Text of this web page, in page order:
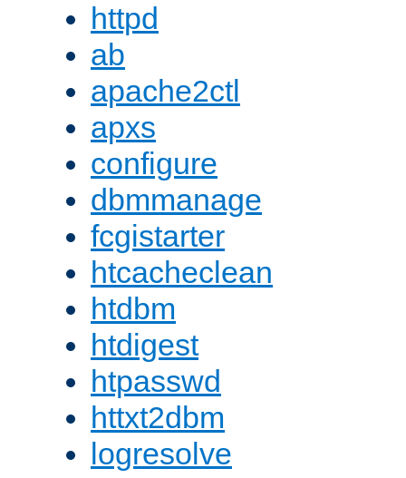
httpd
ab
apache2ctl
apxs
configure
dbmmanage
fcgistarter
htcacheclean
htdbm
htdigest
htpasswd
httxt2dbm
logresolve